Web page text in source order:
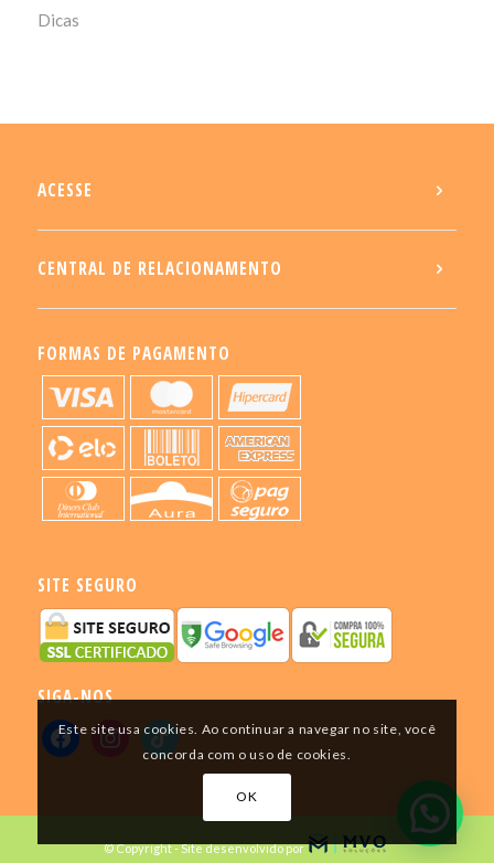
Dicas
ACESSE
CENTRAL DE RELACIONAMENTO
FORMAS DE PAGAMENTO
SITE SEGURO
SIGA-NOS
© Copyright - Site desenvolvido por
Este site usa cookies. Ao continuar a navegar no site, você
concorda com o uso de cookies.
OK